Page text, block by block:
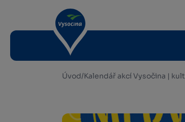
Úvod/Kalendář akcí Vysočina |